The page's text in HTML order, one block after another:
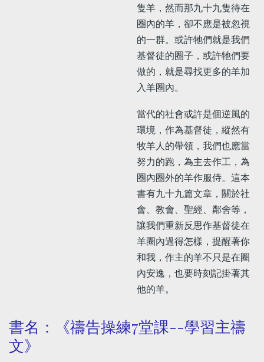
隻羊，然而那九十九隻待在
圈內的羊，卻不應是被忽視
的一群。或許牠們就是我們
基督徒的圈子，或許牠們要
做的，就是尋找更多的羊加
入羊圈內。
當代的社會或許是個逆風的
環境，作為基督徒，縱然有
牧羊人的帶領，我們也應當
努力的跑，為主去作工，為
圈內圈外的羊作服侍。這本
書有九十九篇文章，關於社
會、教會、聖經、鄰舍等，
讓我們重新反思作基督徒在
羊圈內過得怎樣，提醒著你
和我，作主的羊不只是在圈
內安逸，也要時刻記掛著其
他的羊。
書名：《禱告操練7堂課--學習主禱
文》